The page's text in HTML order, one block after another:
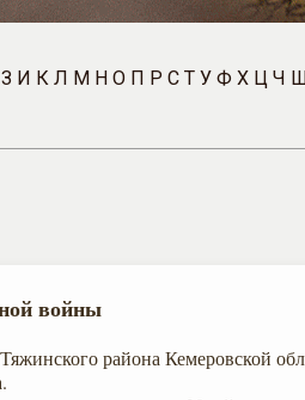
З И К Л М Н О П Р С Т У Ф Х Ц Ч
войны
района Кемеровской